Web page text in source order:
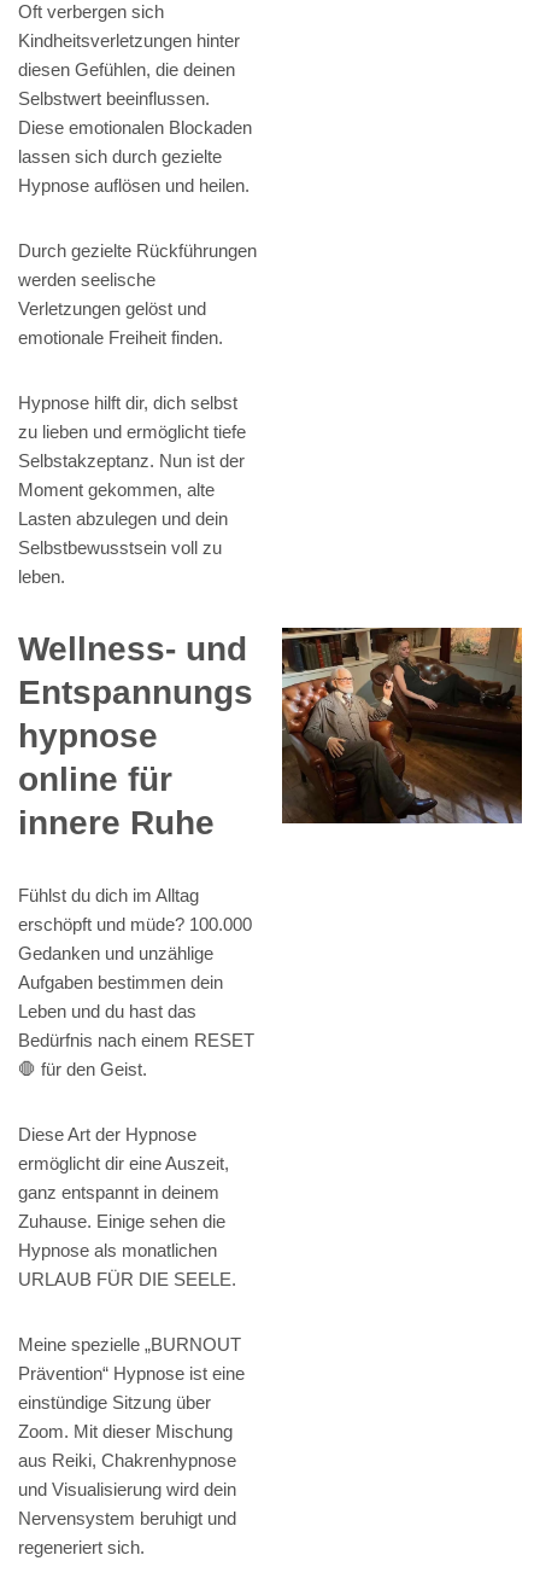
Oft verbergen sich
Kindheitsverletzungen hinter
diesen Gefühlen, die deinen
Selbstwert beeinflussen.
Diese emotionalen Blockaden
lassen sich durch gezielte
Hypnose auflösen und heilen.
Durch gezielte Rückführungen
werden seelische
Verletzungen gelöst und
emotionale Freiheit finden.
Hypnose hilft dir, dich selbst
zu lieben und ermöglicht tiefe
Selbstakzeptanz. Nun ist der
Moment gekommen, alte
Lasten abzulegen und dein
Selbstbewusstsein voll zu
leben.
Wellness- und
Entspannungs
hypnose
online für
innere Ruhe
Fühlst du dich im Alltag
erschöpft und müde? 100.000
Gedanken und unzählige
Aufgaben bestimmen dein
Leben und du hast das
Bedürfnis nach einem RESET
🛑 für den Geist.
Diese Art der Hypnose
ermöglicht dir eine Auszeit,
ganz entspannt in deinem
Zuhause. Einige sehen die
Hypnose als monatlichen
URLAUB FÜR DIE SEELE.
Meine spezielle „BURNOUT
Prävention“ Hypnose ist eine
einstündige Sitzung über
Zoom. Mit dieser Mischung
aus Reiki, Chakrenhypnose
und Visualisierung wird dein
Nervensystem beruhigt und
regeneriert sich.